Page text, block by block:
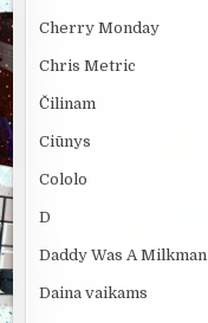
Cherry Monday
Chris Metric
Čilinam
Ciūnys
Cololo
D
Daddy Was A Milkman
Daina vaikams